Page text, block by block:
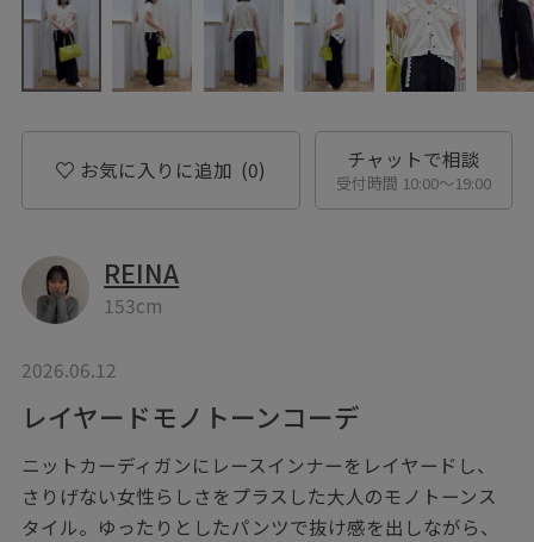
お気に入りに追加 (0) チャットで相談
受付時間 10:00〜19:00
REINA
153cm
2026.06.12
レイヤードモノトーンコーデ
ニットカーディガンにレースインナーをレイヤードし、
さりげない女性らしさをプラスした大人のモノトーンス
タイル。ゆったりとしたパンツで抜け感を出しながら、